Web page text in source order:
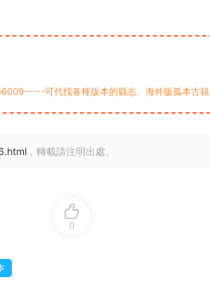
可代找各種版本的縣志、海外版孤本古籍
，轉載請注明出處。
0